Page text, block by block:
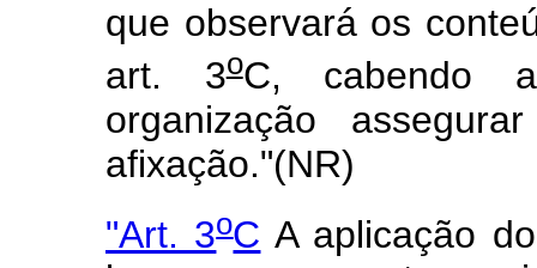
que observará os
art. 3oC, cabendo
organização
afixação."(NR)
"Art. 3oC A aplicação